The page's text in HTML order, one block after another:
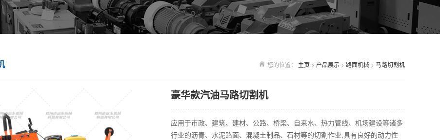
您的位置： 主页 > 产品展示 > 路面机械 > 马路切割机
豪华款汽油马路切割机
应用于市政、建筑、建材、公路、桥梁、自来水、热力管线、机场建设等诸多
行业的沥青、水泥路面、混凝土制品、石材等的切割作业,具有良好的动力性